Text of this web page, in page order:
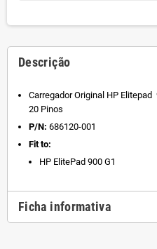
Descrição
Carregador Original HP
20 Pinos
P/N: 686120-001
Fit to:
HP ElitePad 900 G1
Ficha informativa